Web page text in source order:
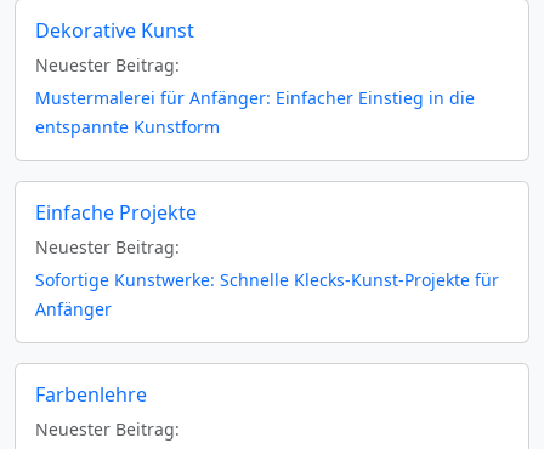
Dekorative Kunst
Neuester Beitrag:
Mustermalerei für Anfänger: Einfacher Einstieg in die
entspannte Kunstform
Einfache Projekte
Neuester Beitrag:
Sofortige Kunstwerke: Schnelle Klecks-Kunst-Projekte für
Anfänger
Farbenlehre
Neuester Beitrag: